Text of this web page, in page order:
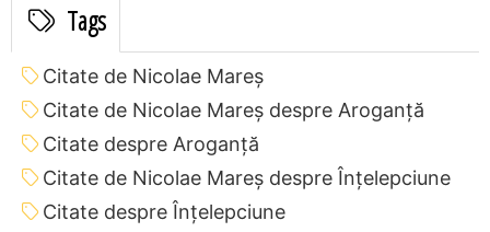
Tags
Citate de Nicolae Mareș
Citate de Nicolae Mareș despre Aroganță
Citate despre Aroganță
Citate de Nicolae Mareș despre Înțelepciune
Citate despre Înțelepciune